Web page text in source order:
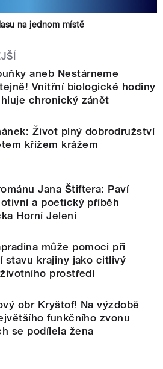
na jednom místě
aneb Nestárneme
Vnitřní biologické hodiny
chronický zánět
Život plný dobrodružství
křížem krážem
Jana Štiftera: Paví
a poetický příběh
Horní Jelení
může pomoci při
stavu krajiny jako citlivý
prostředí
obr Kryštof! Na výzdobě
funkčního zvonu
se podílela žena